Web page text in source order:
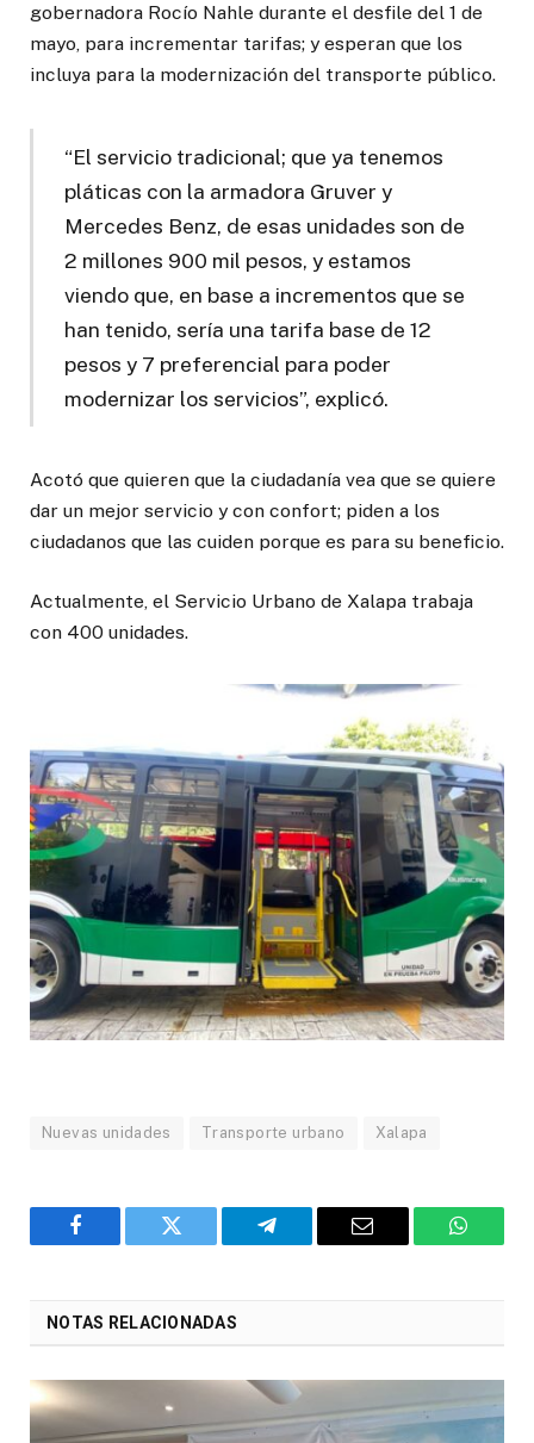
gobernadora Rocío Nahle durante el desfile del 1 de
mayo, para incrementar tarifas; y esperan que los
incluya para la modernización del transporte público.
“El servicio tradicional; que ya tenemos
pláticas con la armadora Gruver y
Mercedes Benz, de esas unidades son de
2 millones 900 mil pesos, y estamos
viendo que, en base a incrementos que se
han tenido, sería una tarifa base de 12
pesos y 7 preferencial para poder
modernizar los servicios”, explicó.
Acotó que quieren que la ciudadanía vea que se quiere
dar un mejor servicio y con confort; piden a los
ciudadanos que las cuiden porque es para su beneficio.
Actualmente, el Servicio Urbano de Xalapa trabaja
con 400 unidades.
Nuevas unidades Transporte urbano Xalapa
Facebook Twitter Telegram Email
NOTAS RELACIONADAS